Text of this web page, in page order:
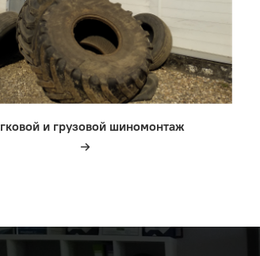
и грузовой шиномонтаж